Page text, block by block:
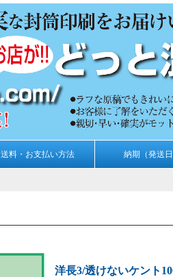
送料・お支払い方法 納期（発送日
洋長3/透けないケント